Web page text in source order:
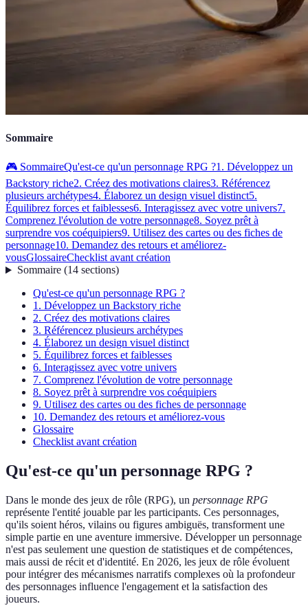
Sommaire
🎮 SommaireQu'est-ce qu'un personnage RPG ?1. Développez un
Backstory riche2. Créez des motivations claires3. Référencez
plusieurs archétypes4. Élaborez un design visuel distinct5.
Équilibrez forces et faiblesses6. Interagissez avec votre univers7.
Comprenez l'évolution de votre personnage8. Soyez prêt à
surprendre vos coéquipiers9. Utilisez des cartes ou des fiches de
personnage10. Demandez des retours et améliorez-
vousGlossaireChecklist avant création
Sommaire(14 sections)
Qu'est-ce qu'un personnage RPG ?
1. Développez un Backstory riche
2. Créez des motivations claires
3. Référencez plusieurs archétypes
4. Élaborez un design visuel distinct
5. Équilibrez forces et faiblesses
6. Interagissez avec votre univers
7. Comprenez l'évolution de votre personnage
8. Soyez prêt à surprendre vos coéquipiers
9. Utilisez des cartes ou des fiches de personnage
10. Demandez des retours et améliorez-vous
Glossaire
Checklist avant création
Qu'est-ce qu'un personnage RPG ?
Dans le monde des jeux de rôle (RPG), un personnage RPG
représente l'entité jouable par les participants. Ces personnages,
qu'ils soient héros, vilains ou figures ambiguës, transforment une
simple partie en une aventure immersive. Développer un personnage
n'est pas seulement une question de statistiques et de compétences,
mais aussi de récit et d'identité. En 2026, les jeux de rôle évoluent
pour intégrer des mécanismes narratifs complexes où la profondeur
des personnages influence l'engagement et la satisfaction des
joueurs.